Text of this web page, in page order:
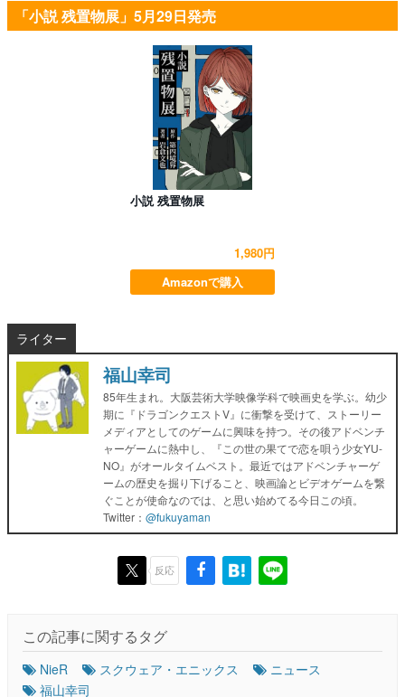
「小説 残置物展」5月29日発売
小説 残置物展
1,980円
Amazonで購入
ライター
福山幸司
85年生まれ。大阪芸術大学映像学科で映画史を学ぶ。幼少
期に『ドラゴンクエストV』に衝撃を受けて、ストーリー
メディアとしてのゲームに興味を持つ。その後アドベンチ
ャーゲームに熱中し、『この世の果てで恋を唄う少女YU-
NO』がオールタイムベスト。最近ではアドベンチャーゲ
ームの歴史を掘り下げること、映画論とビデオゲームを繋
ぐことが使命なのでは、と思い始めてる今日この頃。
Twitter： @fukuyaman
反応
この記事に関するタグ
NieR スクウェア・エニックス
ニュース
福山幸司